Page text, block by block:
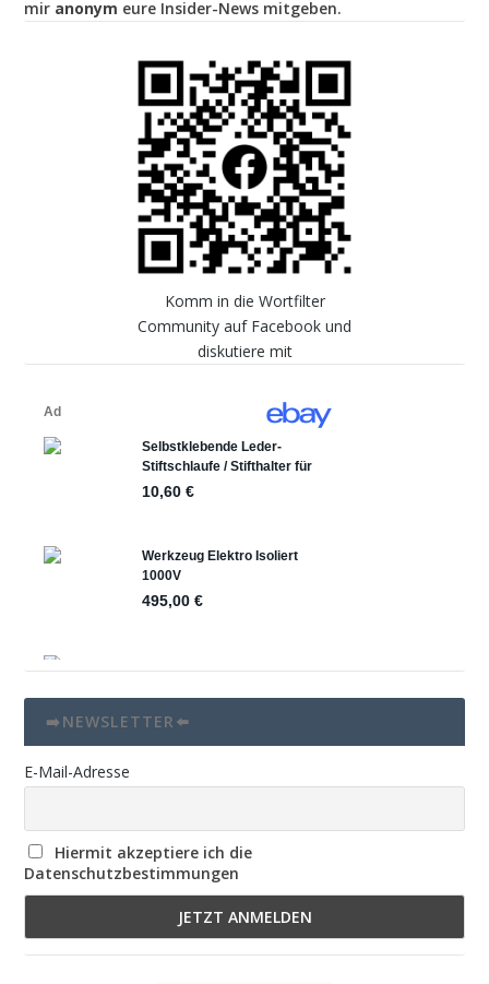
mir anonym eure Insider-News mitgeben.
Komm in die Wortfilter
Community auf Facebook und
diskutiere mit
➡️NEWSLETTER⬅️
E-Mail-Adresse
Hiermit akzeptiere ich die
Datenschutzbestimmungen